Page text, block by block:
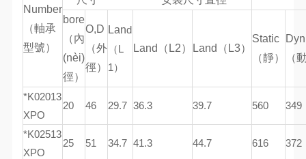
Number
（軸承
型號）
bore
（內
(nèi)
徑）
O,D
（外
徑）
Land
（L
1）
Land（L2） Land（L3）
Static
（靜）
（
*K02013
XPO
20 46 29.7 36.3 39.7 560 349
*K02513
XPO
25 51 34.7 41.3 44.7 616 372